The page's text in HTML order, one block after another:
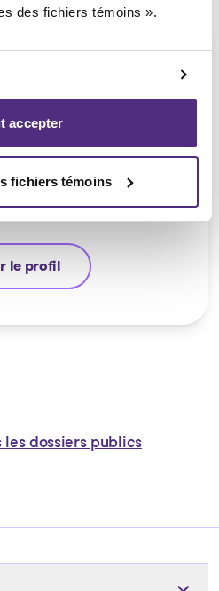
des fichiers témoins ».
accepter
fichiers témoins
PAIR, SAI
le profil
les dossiers publics